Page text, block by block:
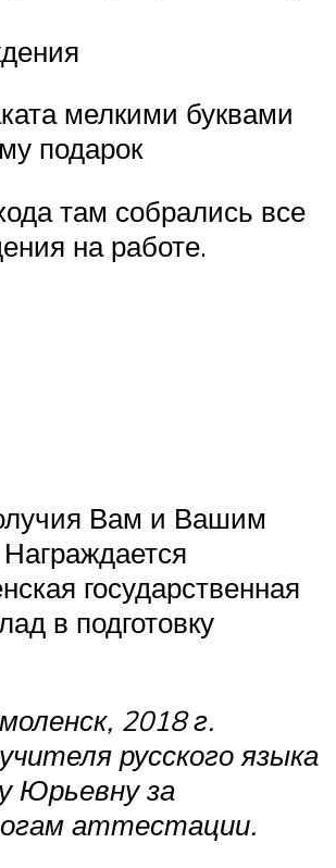
мелкими буквами
подарок
там собрались все
на работе.
Вам и Вашим
государственная
в подготовку
2018 г.
русского языка
Юрьевну за
аттестации.